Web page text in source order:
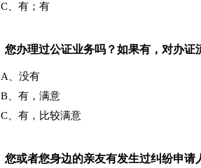
C、有；有
您办理过公证业务吗？如果有，对办证
A、没有
B、有，满意
C、有，比较满意
您或者您身边的亲友有发生过纠纷申请